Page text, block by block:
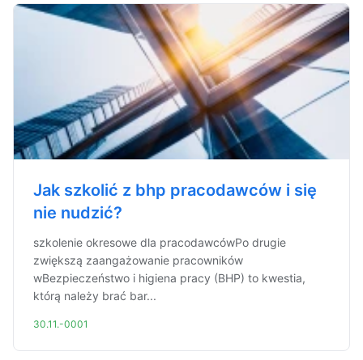
Jak szkolić z bhp pracodawców i się
nie nudzić?
szkolenie okresowe dla pracodawcówPo drugie
zwiększą zaangażowanie pracowników
wBezpieczeństwo i higiena pracy (BHP) to kwestia,
którą należy brać bar...
30.11.-0001